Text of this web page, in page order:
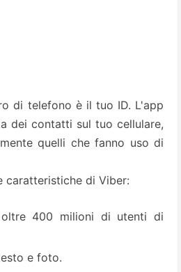
di telefono è il tuo ID. L'app
dei contatti sul tuo cellulare,
quelli che fanno uso di
caratteristiche di Viber:
400 milioni di utenti di
e foto.